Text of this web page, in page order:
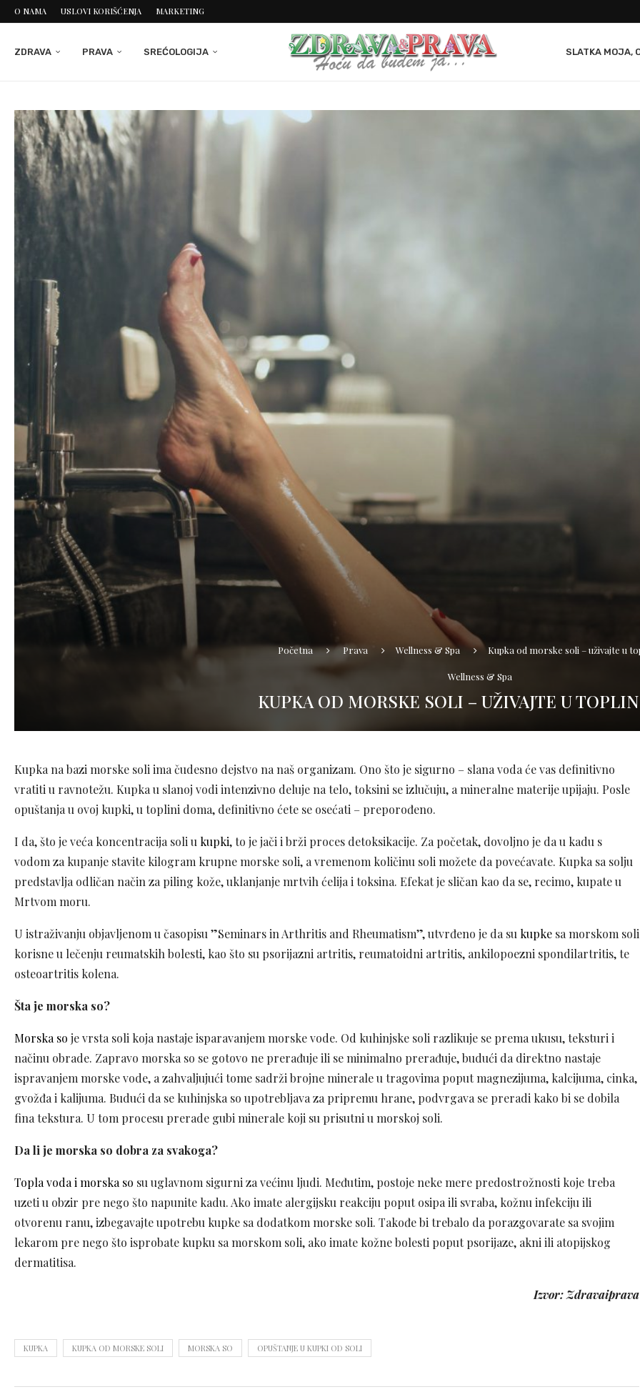
O NAMA USLOVI KORIŠĆENJA MARKETING
ZDRAVA PRAVA SREĆOLOGIJA SLATKA MOJA,
Početna Prava Wellness & Spa Kupka od morske soli – uživajte u
Wellness & Spa
KUPKA OD MORSKE SOLI – UŽIVAJTE U
Kupka na bazi morske soli ima čudesno dejstvo na naš organizam. Ono što je sigurno – slana voda će vas definitivno
vratiti u ravnotežu. Kupka u slanoj vodi intenzivno deluje na telo, toksini se izlučuju, a mineralne materije upijaju. Posle
opuštanja u ovoj kupki, u toplini doma, definitivno ćete se osećati – preporođeno.
I da, što je veća koncentracija soli u kupki, to je jači i brži proces detoksikacije. Za početak, dovoljno je da u kadu s
vodom za kupanje stavite kilogram krupne morske soli, a vremenom količinu soli možete da povećavate. Kupka sa solju
predstavlja odličan način za piling kože, uklanjanje mrtvih ćelija i toksina. Efekat je sličan kao da se, recimo, kupate u
Mrtvom moru.
U istraživanju objavljenom u časopisu ”Seminars in Arthritis and Rheumatism”, utvrđeno je da su kupke sa morskom soli
korisne u lečenju reumatskih bolesti, kao što su psorijazni artritis, reumatoidni artritis, ankilopoezni spondilartritis, te
osteoartritis kolena.
Šta je morska so?
Morska so je vrsta soli koja nastaje isparavanjem morske vode. Od kuhinjske soli razlikuje se prema ukusu, teksturi i
načinu obrade. Zapravo morska so se gotovo ne prerađuje ili se minimalno prerađuje, budući da direktno nastaje
ispravanjem morske vode, a zahvaljujući tome sadrži brojne minerale u tragovima poput magnezijuma, kalcijuma, cinka,
gvožđa i kalijuma. Budući da se kuhinjska so upotrebljava za pripremu hrane, podvrgava se preradi kako bi se dobila
fina tekstura. U tom procesu prerade gubi minerale koji su prisutni u morskoj soli.
Da li je morska so dobra za svakoga?
Topla voda i morska so su uglavnom sigurni za većinu ljudi. Međutim, postoje neke mere predostrožnosti koje treba
uzeti u obzir pre nego što napunite kadu. Ako imate alergijsku reakciju poput osipa ili svraba, kožnu infekciju ili
otvorenu ranu, izbegavajte upotrebu kupke sa dodatkom morske soli. Takođe bi trebalo da porazgovarate sa svojim
lekarom pre nego što isprobate kupku sa morskom soli, ako imate kožne bolesti poput psorijaze, akni ili atopijskog
dermatitisa.
Izvor: Zdravaiprava
KUPKA KUPKA OD MORSKE SOLI MORSKA SO OPUŠTANJE U KUPKI OD SOLI